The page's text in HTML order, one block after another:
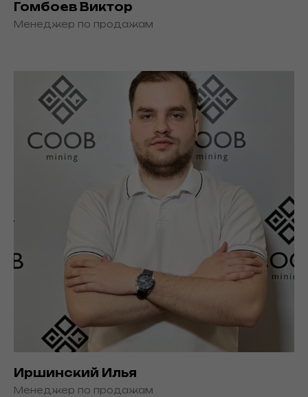
Гомбоев Виктор
Менеджер по продажам
Иршинский Илья
Менеджер по продажам